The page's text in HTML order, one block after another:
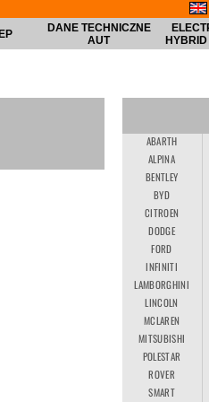
DANE TECHNICZNE
AUT
ABARTH
ALPINA
BENTLEY
BYD
CITROEN
DODGE
FORD
INFINITI
LAMBORGHINI
LINCOLN
MCLAREN
MITSUBISHI
POLESTAR
ROVER
SMART